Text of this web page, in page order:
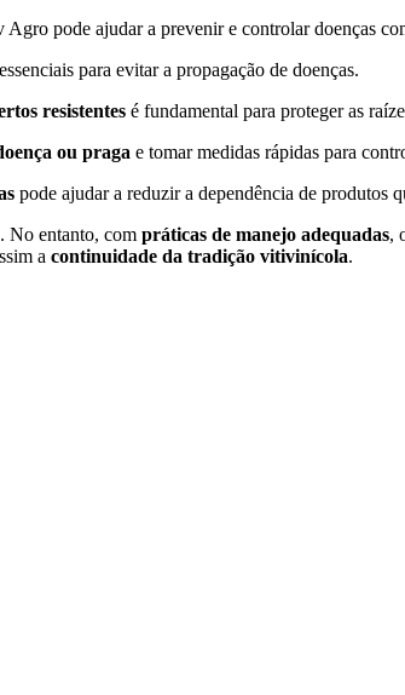
Agro pode ajudar a prevenir e controlar doenças
para evitar a propagação de doenças.
resistentes é fundamental para proteger as
ou praga e tomar medidas rápidas para
pode ajudar a reduzir a dependência de produtos
No entanto, com práticas de manejo adequadas,
a continuidade da tradição vitivinícola.